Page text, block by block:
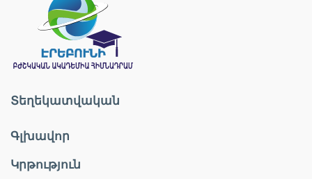
Տեղեկատվական
Գլխավոր
Կրթություն